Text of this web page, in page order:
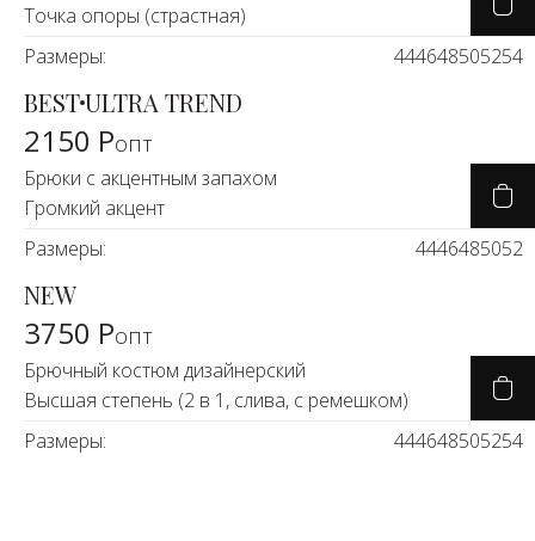
Точка опоры (страстная)
Размеры:
444648505254
BESTULTRA TREND
2150 Ропт
Брюки с акцентным запахом
Громкий акцент
Размеры:
4446485052
NEW
3750 Ропт
Брючный костюм дизайнерский
Высшая степень (2 в 1, слива, с ремешком)
Размеры:
444648505254